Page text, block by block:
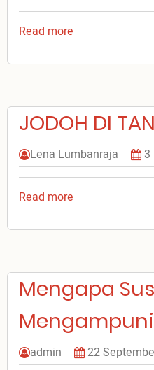
Read more
Apakah
Komik
sebagai
PA?
JODOH DI
Lena Lumbanraja 3
Read more
JODOH
DI
Mengapa
admin 22